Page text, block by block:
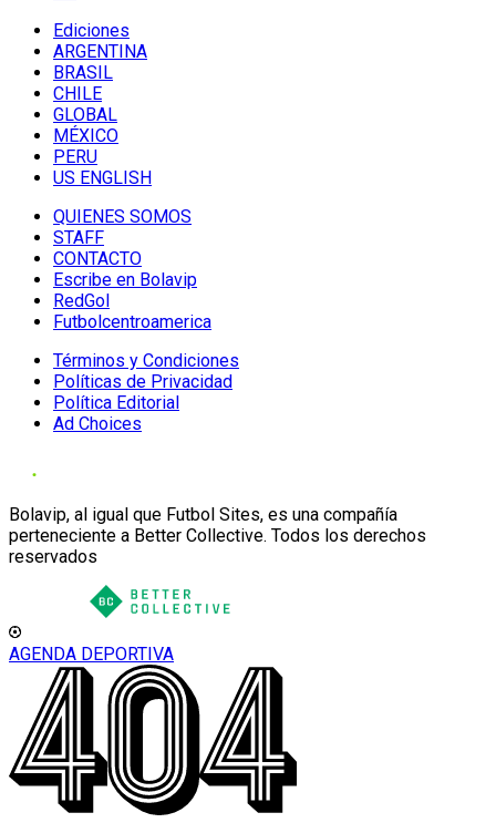
Ediciones
ARGENTINA
BRASIL
CHILE
GLOBAL
MÉXICO
PERU
US ENGLISH
QUIENES SOMOS
STAFF
CONTACTO
Escribe en Bolavip
RedGol
Futbolcentroamerica
Términos y Condiciones
Políticas de Privacidad
Política Editorial
Ad Choices
Bolavip, al igual que Futbol Sites, es una compañía
perteneciente a Better Collective. Todos los derechos
reservados
AGENDA DEPORTIVA